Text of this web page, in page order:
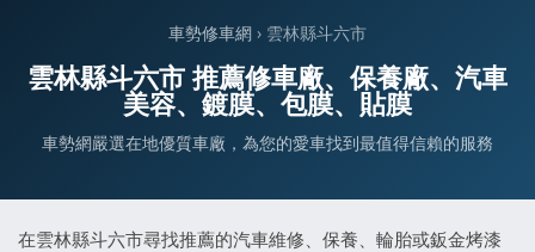
車勢修車網 › 雲林縣斗六市
雲林縣斗六市 推薦修車廠、保養廠、汽車
美容、鍍膜、包膜、貼膜
車勢網嚴選在地優質車廠，為您的愛車找到最值得信賴的服務
在雲林縣斗六市尋找推薦的汽車維修、保養、輪胎或鈑金烤漆